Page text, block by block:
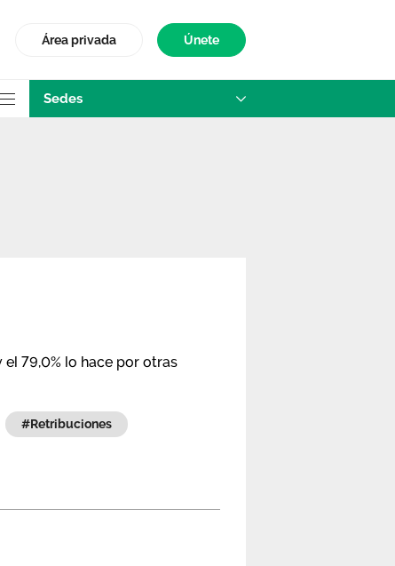
Área privada
Únete
Sedes
79,0% lo hace por otras
#retribuciones